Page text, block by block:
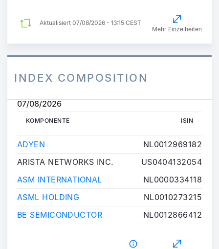
Aktualisiert 07/08/2026 - 13:15 CEST
Mehr Einzelheiten
INDEX COMPOSITION
07/08/2026
KOMPONENTE ISIN
ADYEN
NL0012969182
ARISTA NETWORKS INC.
US0404132054
ASM INTERNATIONAL
NL0000334118
ASML HOLDING
NL0010273215
BE SEMICONDUCTOR
NL0012866412